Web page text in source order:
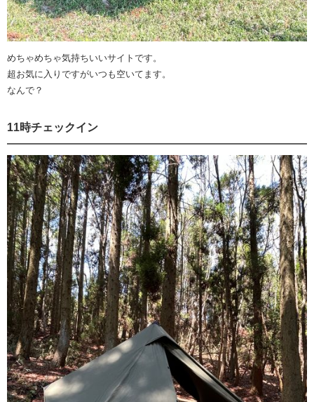
めちゃめちゃ気持ちいいサイトです。
超お気に入りですがいつも空いてます。
なんで？
11時チェックイン